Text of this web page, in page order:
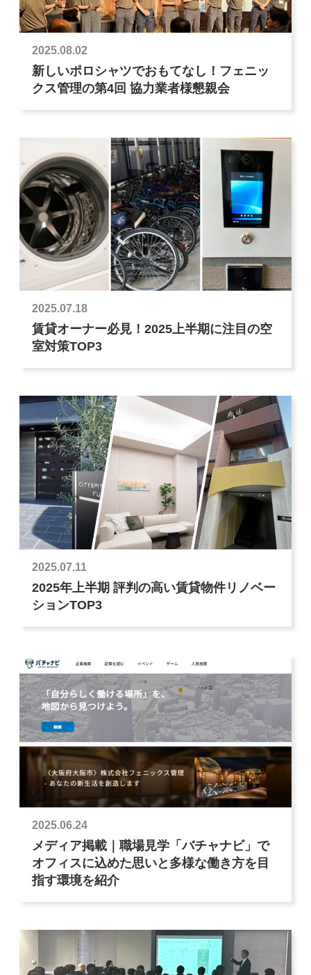
2025.08.02
新しいポロシャツでおもてなし！フェニッ
クス管理の第4回 協力業者様懇親会
2025.07.18
賃貸オーナー必見！2025上半期に注目の空
室対策TOP3
2025.07.11
2025年上半期 評判の高い賃貸物件リノベー
ションTOP3
2025.06.24
メディア掲載｜職場見学「バチャナビ」で
オフィスに込めた思いと多様な働き方を目
指す環境を紹介